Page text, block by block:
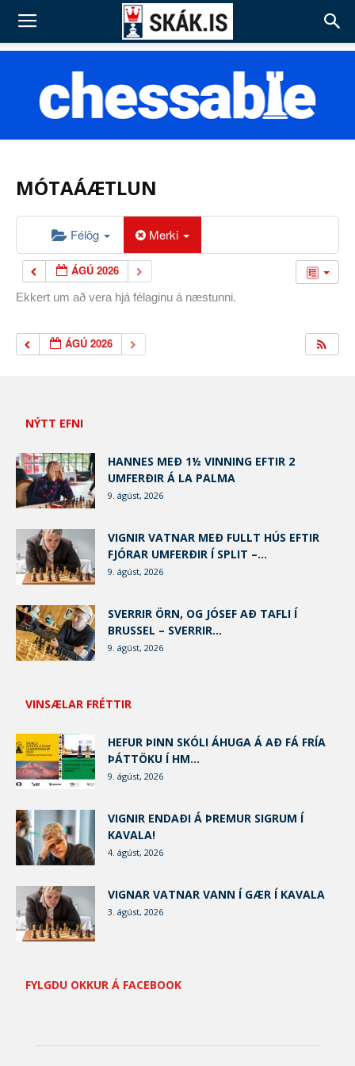
MÓTAÁÆTLUN
Félög Merki
ÁGÚ 2026
Ekkert um að vera hjá félaginu á næstunni.
ÁGÚ 2026
NÝTT EFNI
HANNES MEÐ 1½ VINNING EFTIR 2
UMFERÐIR Á LA PALMA
9. ágúst, 2026
VIGNIR VATNAR MEÐ FULLT HÚS EFTIR
FJÓRAR UMFERÐIR Í SPLIT –...
9. ágúst, 2026
SVERRIR ÖRN, OG JÓSEF AÐ TAFLI Í
BRUSSEL – SVERRIR...
9. ágúst, 2026
VINSÆLAR FRÉTTIR
HEFUR ÞINN SKÓLI ÁHUGA Á AÐ FÁ FRÍA
ÞÁTTÖKU Í HM...
9. ágúst, 2026
VIGNIR ENDAÐI Á ÞREMUR SIGRUM Í
KAVALA!
4. ágúst, 2026
VIGNAR VATNAR VANN Í GÆR Í KAVALA
3. ágúst, 2026
FYLGDU OKKUR Á FACEBOOK